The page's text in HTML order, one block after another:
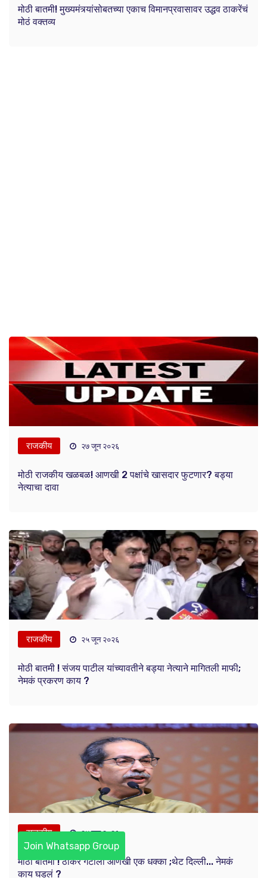
मोठी बातमी! मुख्यमंत्र्यांसोबतच्या एकाच विमानप्रवासावर उद्धव ठाकरेंचं
मोठं वक्तव्य
राजकीय २७ जून २०२६
मोठी राजकीय खळबळ! आणखी 2 पक्षांचे खासदार फुटणार? बड्या
नेत्याचा दावा
राजकीय २५ जून २०२६
मोठी बातमी ! संजय पाटील यांच्यावतीने बड्या नेत्याने मागितली माफी;
नेमकं प्रकरण काय ?
राजकीय २४ जून २०२६
मोठी बातमी ! ठाकरे गटाला आणखी एक धक्का ;थेट दिल्ली... नेमकं
काय घडलं ?
Join Whatsapp Group